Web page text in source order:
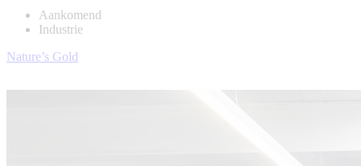
Aankomend
Industrie
Nature’s Gold